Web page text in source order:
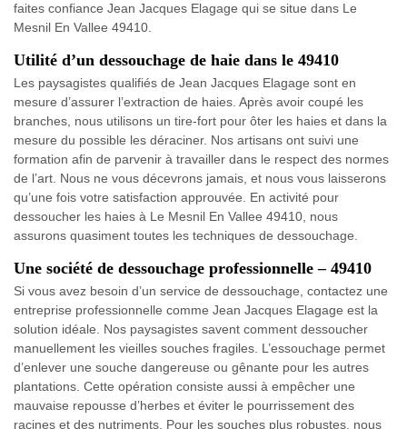
faites confiance Jean Jacques Elagage qui se situe dans Le
Mesnil En Vallee 49410.
Utilité d’un dessouchage de haie dans le 49410
Les paysagistes qualifiés de Jean Jacques Elagage sont en
mesure d’assurer l’extraction de haies. Après avoir coupé les
branches, nous utilisons un tire-fort pour ôter les haies et dans la
mesure du possible les déraciner. Nos artisans ont suivi une
formation afin de parvenir à travailler dans le respect des normes
de l’art. Nous ne vous décevrons jamais, et nous vous laisserons
qu’une fois votre satisfaction approuvée. En activité pour
dessoucher les haies à Le Mesnil En Vallee 49410, nous
assurons quasiment toutes les techniques de dessouchage.
Une société de dessouchage professionnelle – 49410
Si vous avez besoin d’un service de dessouchage, contactez une
entreprise professionnelle comme Jean Jacques Elagage est la
solution idéale. Nos paysagistes savent comment dessoucher
manuellement les vieilles souches fragiles. L’essouchage permet
d’enlever une souche dangereuse ou gênante pour les autres
plantations. Cette opération consiste aussi à empêcher une
mauvaise repousse d’herbes et éviter le pourrissement des
racines et des nutriments. Pour les souches plus robustes, nous